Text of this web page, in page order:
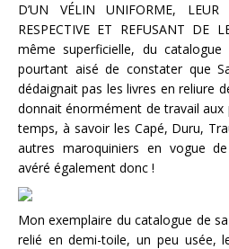
D’UN VÉLIN UNIFORME,
RESPECTIVE ET REFUSANT DE
même superficielle, du
pourtant aisé de constater que
dédaignait pas les livres en reliure
donnait énormément de travail aux
temps, à savoir les Capé, Duru,
autres maroquiniers en vogue de
avéré également donc !
Mon exemplaire du catalogue de
relié en demi-toile, un peu usée,